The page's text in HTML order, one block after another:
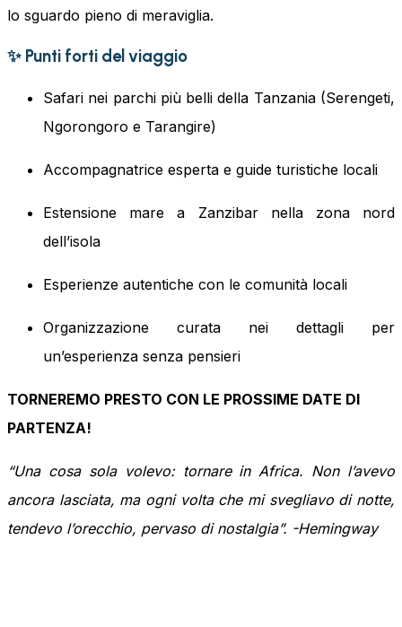
lo sguardo pieno di meraviglia.
✨ Punti forti del viaggio
Safari nei parchi più belli della Tanzania (Serengeti,
Ngorongoro e Tarangire)
Accompagnatrice esperta e guide turistiche locali
Estensione mare a Zanzibar nella zona nord
dell’isola
Esperienze autentiche con le comunità locali
Organizzazione curata nei dettagli per
un’esperienza senza pensieri
TORNEREMO PRESTO CON LE PROSSIME DATE DI
PARTENZA!
“Una cosa sola volevo: tornare in Africa. Non l’avevo
ancora lasciata, ma ogni volta che mi svegliavo di notte,
tendevo l’orecchio, pervaso di nostalgia”. -Hemingway